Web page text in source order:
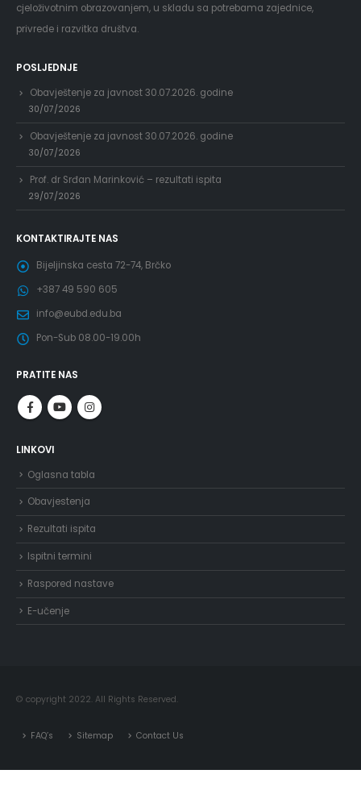
cjeloživotnim obrazovanjem, u skladu sa potrebama zajednice,
privrede i razvitka društva.
POSLJEDNJE
Obavještenje za javnost 30.07.2026. godine
30/07/2026
Obavještenje za javnost 30.07.2026. godine
30/07/2026
Prof. dr Srđan Marinković – rezultati ispita
29/07/2026
KONTAKTIRAJTE NAS
Bijeljinska cesta 72-74, Brčko
+387 49 590 605
info@eubd.edu.ba
Pon-Sub 08.00-19.00h
PRATITE NAS
LINKOVI
Oglasna tabla
Obavjestenja
Rezultati ispita
Ispitni termini
Raspored nastave
E-učenje
© copyright 2022. All Rights Reserved.
FAQ’s Sitemap Contact Us